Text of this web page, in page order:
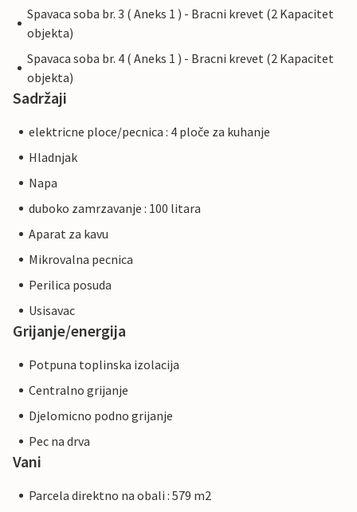
Spavaca soba br. 3 ( Aneks 1 ) - Bracni krevet (2 Kapacitet
objekta)
Spavaca soba br. 4 ( Aneks 1 ) - Bracni krevet (2 Kapacitet
objekta)
Sadržaji
elektricne ploce/pecnica : 4 ploče za kuhanje
Hladnjak
Napa
duboko zamrzavanje : 100 litara
Aparat za kavu
Mikrovalna pecnica
Perilica posuda
Usisavac
Grijanje/energija
Potpuna toplinska izolacija
Centralno grijanje
Djelomicno podno grijanje
Pec na drva
Vani
Parcela direktno na obali : 579 m2